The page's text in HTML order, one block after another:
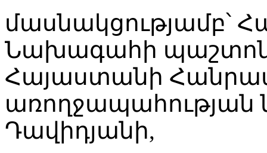
մասնակցությամբ՝
Նախագահի
Հայաստանի
Դավիդյանի,